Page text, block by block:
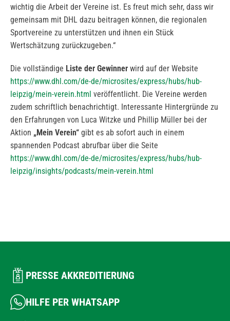
wichtig die Arbeit der Vereine ist. Es freut mich sehr, dass wir
gemeinsam mit DHL dazu beitragen können, die regionalen
Sportvereine zu unterstützen und ihnen ein Stück
Wertschätzung zurückzugeben.“
Die vollständige Liste der Gewinner wird auf der Website
https://www.dhl.com/de-de/microsites/express/hubs/hub-
leipzig/mein-verein.html veröffentlicht. Die Vereine werden
zudem schriftlich benachrichtigt. Interessante Hintergründe zu
den Erfahrungen von Luca Witzke und Phillip Müller bei der
Aktion „Mein Verein“ gibt es ab sofort auch in einem
spannenden Podcast abrufbar über die Seite
https://www.dhl.com/de-de/microsites/express/hubs/hub-
leipzig/insights/podcasts/mein-verein.html
PRESSE AKKREDITIERUNG
HILFE PER WHATSAPP